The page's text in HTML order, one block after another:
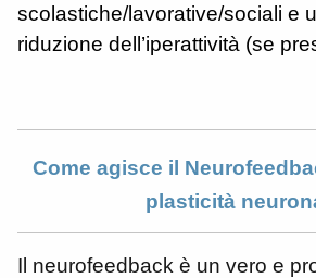
scolastiche/lavorative/sociali e
riduzione dell’iperattività (se
Come agisce il
plasticità
Il neurofeedback è un vero e